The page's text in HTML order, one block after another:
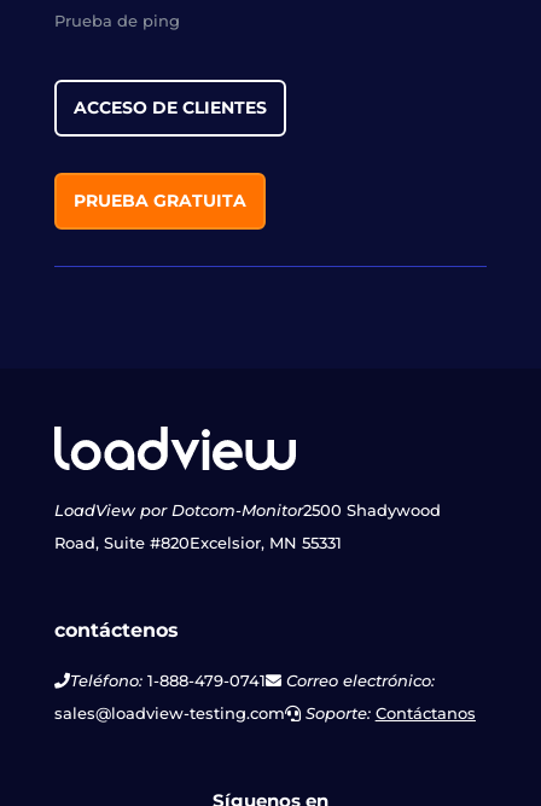
Prueba de ping
ACCESO DE CLIENTES
PRUEBA GRATUITA
LoadView por Dotcom-Monitor2500 Shadywood
Road, Suite #820Excelsior, MN 55331
contáctenos
Teléfono:1-888-479-0741
Correo electrónico:
sales@loadview-testing.com
Soporte: Contáctanos
Síguenos en